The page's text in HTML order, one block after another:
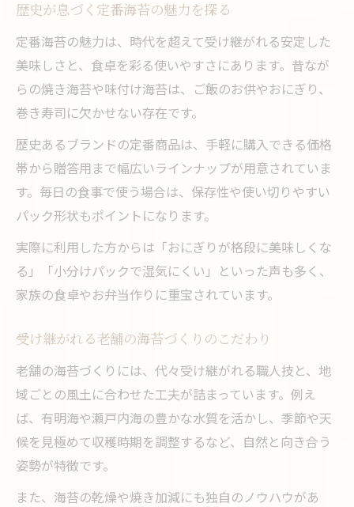
歴史が息づく定番海苔の魅力を探る
定番海苔の魅力は、時代を超えて受け継がれる安定した
美味しさと、食卓を彩る使いやすさにあります。昔なが
らの焼き海苔や味付け海苔は、ご飯のお供やおにぎり、
巻き寿司に欠かせない存在です。
歴史あるブランドの定番商品は、手軽に購入できる価格
帯から贈答用まで幅広いラインナップが用意されていま
す。毎日の食事で使う場合は、保存性や使い切りやすい
パック形状もポイントになります。
実際に利用した方からは「おにぎりが格段に美味しくな
る」「小分けパックで湿気にくい」といった声も多く、
家族の食卓やお弁当作りに重宝されています。
受け継がれる老舗の海苔づくりのこだわり
老舗の海苔づくりには、代々受け継がれる職人技と、地
域ごとの風土に合わせた工夫が詰まっています。例え
ば、有明海や瀬戸内海の豊かな水質を活かし、季節や天
候を見極めて収穫時期を調整するなど、自然と向き合う
姿勢が特徴です。
また、海苔の乾燥や焼き加減にも独自のノウハウがあ